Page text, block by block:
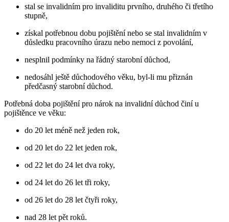
stal se invalidním pro invaliditu prvního, druhého či třetího
stupně,
získal potřebnou dobu pojištění nebo se stal invalidním v
důsledku pracovního úrazu nebo nemoci z povolání,
nesplnil podmínky na řádný starobní důchod,
nedosáhl ještě důchodového věku, byl-li mu přiznán
předčasný starobní důchod.
Potřebná doba pojištění pro nárok na invalidní důchod činí u
pojištěnce ve věku:
do 20 let méně než jeden rok,
od 20 let do 22 let jeden rok,
od 22 let do 24 let dva roky,
od 24 let do 26 let tři roky,
od 26 let do 28 let čtyři roky,
nad 28 let pět roků.